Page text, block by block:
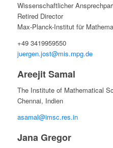
Wissenschaftlicher
Retired Director
Max-Planck-Institut für
+49 3419959550
juergen.jost@mis.mpg.de
Areejit Samal
The Institute of Mathematical
Chennai, Indien
asamal@imsc.res.in
Jana Gregor